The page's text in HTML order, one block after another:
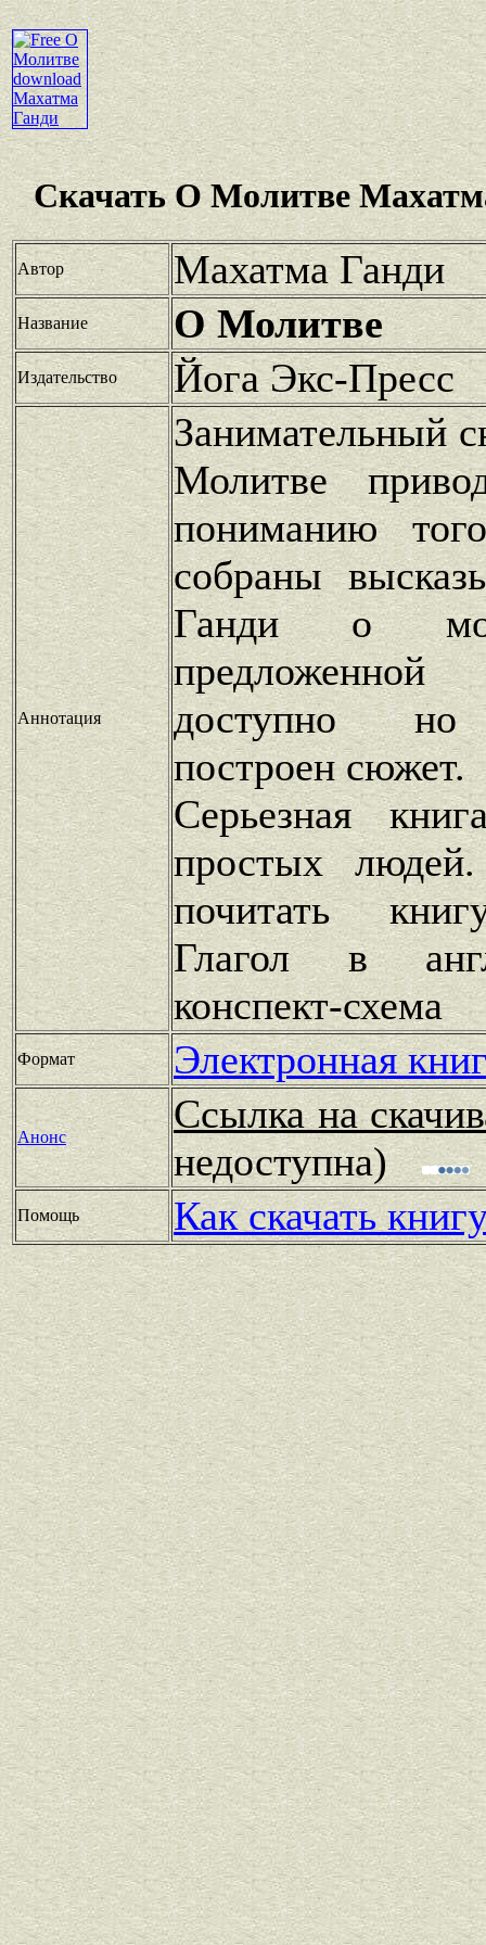
Скачать О Молитве
Автор Махатма Ганди
Название О Молитве
Издательство Йога Экс-Пресс
Аннотация
Занимательный
Молитве
пониманию
собраны
Ганди о
доступно но
построен сюжет.
Серьезная
простых
почитать
Глагол в
конспект-схема
Формат Электронная
Анонс
Ссылка на
недоступна)
Помощь Как скачать